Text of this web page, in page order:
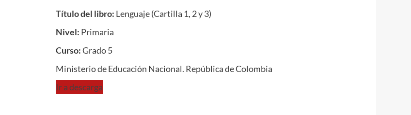
Título del libro: Lenguaje (Cartilla 1, 2 y 3)
Nivel: Primaria
Curso:Grado 5
Ministerio de Educación Nacional. República de Colombia
Ir a descarga